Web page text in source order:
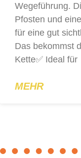
Wegeführung.
Pfosten und
für eine gut
Das bekommst
Kette✅ Ideal für
MEHR